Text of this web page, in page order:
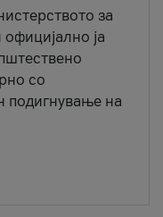
за
ја
со
подигнување на